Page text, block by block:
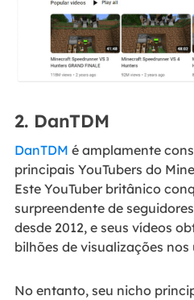
2. DanTDM
DanTDM é amplamente
principais YouTubers do
Este YouTuber britânico
surpreendente de
desde 2012, e seus vídeos
bilhões de visualizações
No entanto, seu nicho